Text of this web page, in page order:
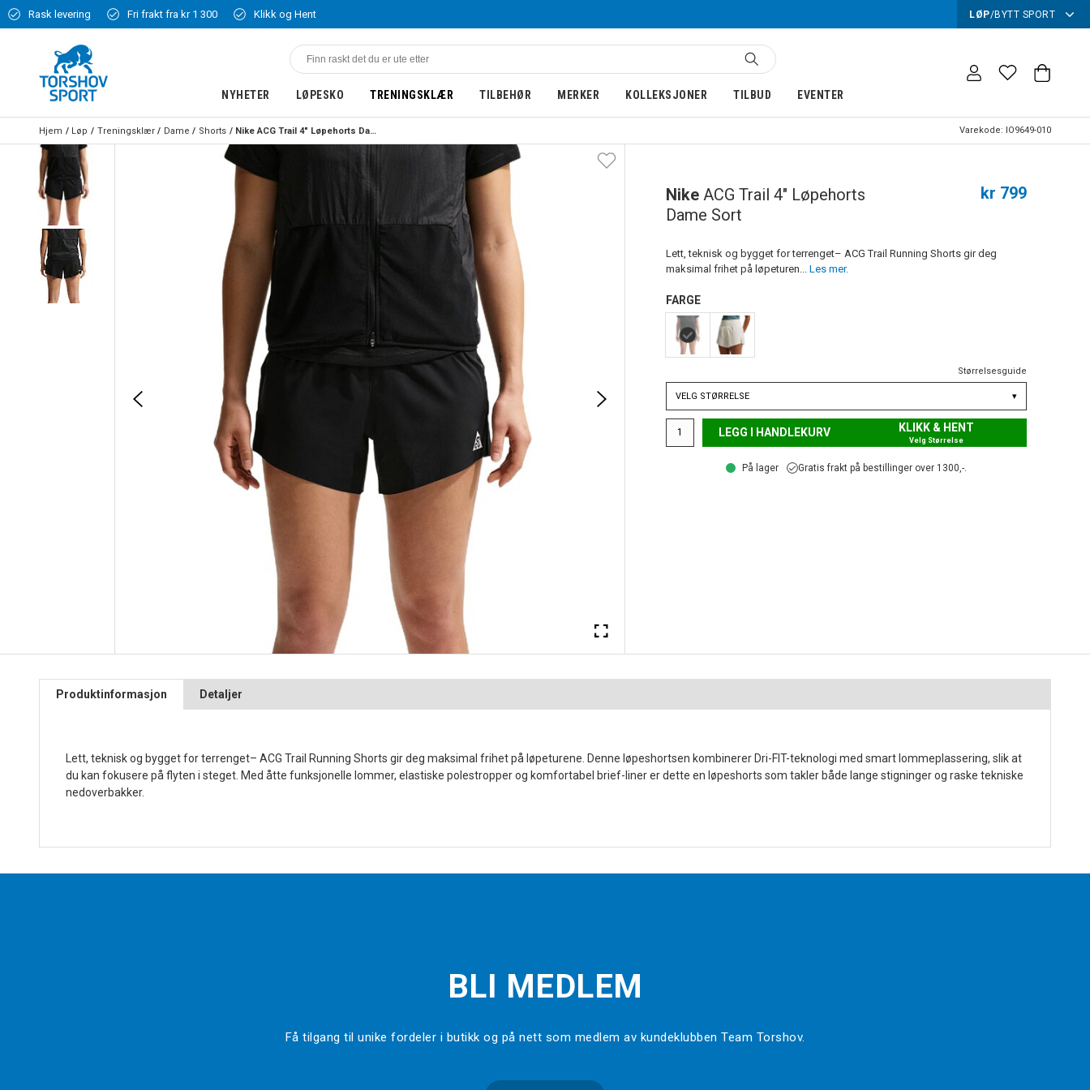
Rask levering Fri frakt fra kr 1 300 Klikk og Hent LØP/BYTT SPORT
NYHETER LØPESKO TRENINGSKLÆR TILBEHØR MERKER KOLLEKSJONER TILBUD EVENTER
Hjem Løp Treningsklær Dame Shorts Nike ACG Trail 4" Løpehorts Dame Sort Varekode: IO9649-010
Nike ACG Trail 4" Løpehorts
Dame Sort
kr 799
Lett, teknisk og bygget for terrenget– ACG Trail Running Shorts gir deg
maksimal frihet på løpeturen... Les mer.
FARGE
Størrelsesguide
VELG STØRRELSE ▾
LEGG I HANDLEKURV KLIKK & HENT
Velg Størrelse
På lager Gratis frakt på bestillinger over 1300,-.
Produktinformasjon Detaljer
Lett, teknisk og bygget for terrenget– ACG Trail Running Shorts gir deg maksimal frihet på løpeturene. Denne løpeshortsen kombinerer Dri-FIT-teknologi med smart lommeplassering, slik at
du kan fokusere på flyten i steget. Med åtte funksjonelle lommer, elastiske polestropper og komfortabel brief-liner er dette en løpeshorts som takler både lange stigninger og raske tekniske
nedoverbakker.
BLI MEDLEM
Få tilgang til unike fordeler i butikk og på nett som medlem av kundeklubben Team Torshov.